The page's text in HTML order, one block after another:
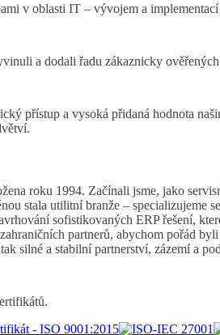
v oblasti IT – vývojem a
a dodali řadu zákaznicky ověřených
přístup a vysoká přidaná hodnota
roku 1994. Začínali jsme, jako
stala utilitní branže –
sofistikovaných ERP řešení,
partnerů, abychom pořád
silné a stabilní partnerství, zázemí a